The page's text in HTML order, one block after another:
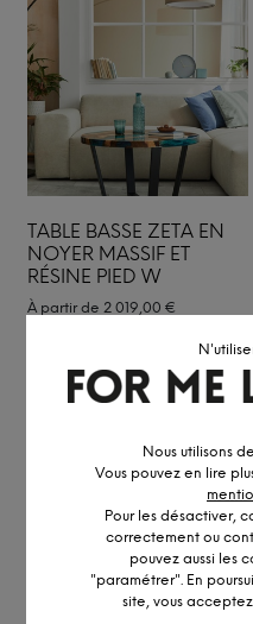
Nous utilisons
Vous pouvez en lire
Pour les désactiver,
correctement ou
pouvez aussi les
"paramétrer". En
site, vous
TABLE BASSE ZETA EN
NOYER MASSIF ET
RÉSINE PIED W
À partir de 2 019,00 €
TABLE MONOLITH EN